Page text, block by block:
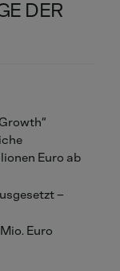
DER
Euro ab
–
Euro